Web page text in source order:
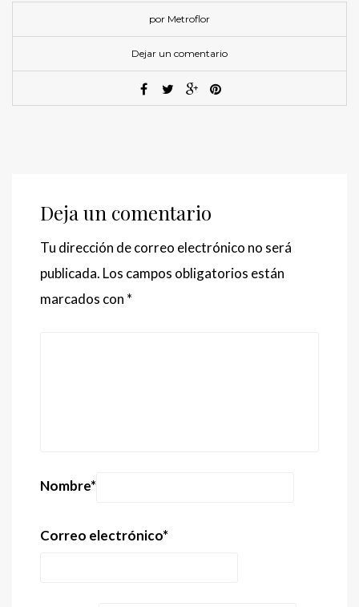
por Metroflor
Dejar un comentario
Deja un comentario
Tu dirección de correo electrónico no será
publicada. Los campos obligatorios están
marcados con *
Nombre*
Correo electrónico*